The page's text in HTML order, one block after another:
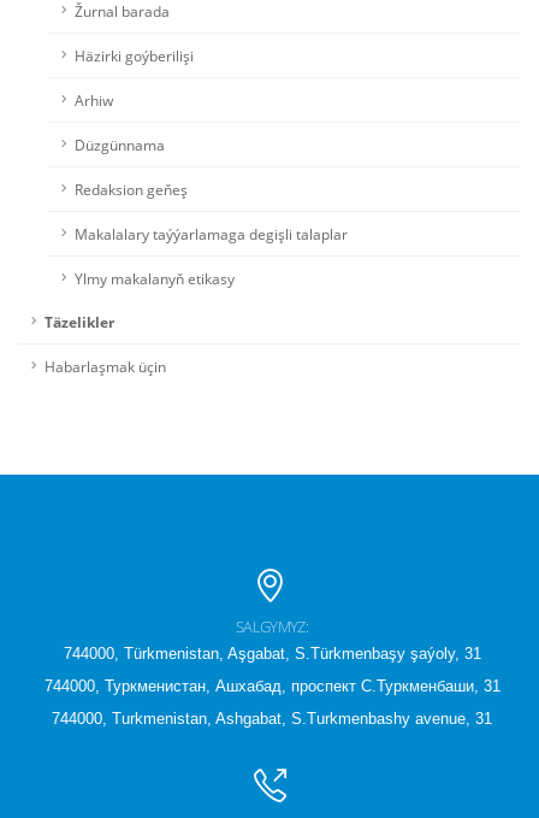
Žurnal barada
Häzirki goýberilişi
Arhiw
Düzgünnama
Redaksion geňeş
Makalalary taýýarlamaga degişli talaplar
Ylmy makalanyň etikasy
Täzelikler
Habarlaşmak üçin
SALGYMYZ:
744000, Türkmenistan, Aşgabat, S.Türkmenbaşy şaýoly, 31
744000, Туркменистан, Ашхабад, проспект С.Туркменбаши, 31
744000, Turkmenistan, Ashgabat, S.Turkmenbashy avenue, 31